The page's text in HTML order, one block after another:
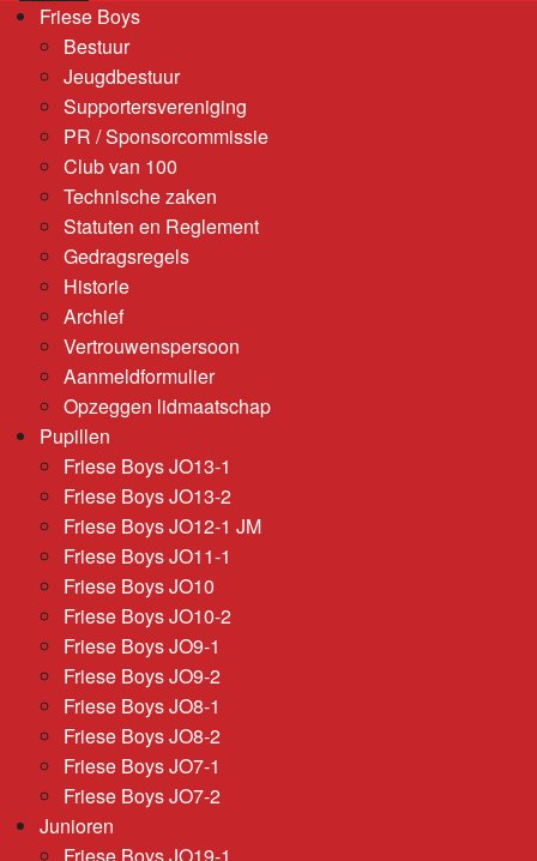
Friese Boys
Bestuur
Jeugdbestuur
Supportersvereniging
PR / Sponsorcommissie
Club van 100
Technische zaken
Statuten en Reglement
Gedragsregels
Historie
Archief
Vertrouwenspersoon
Aanmeldformulier
Opzeggen lidmaatschap
Pupillen
Friese Boys JO13-1
Friese Boys JO13-2
Friese Boys JO12-1 JM
Friese Boys JO11-1
Friese Boys JO10
Friese Boys JO10-2
Friese Boys JO9-1
Friese Boys JO9-2
Friese Boys JO8-1
Friese Boys JO8-2
Friese Boys JO7-1
Friese Boys JO7-2
Junioren
Friese Boys JO19-1